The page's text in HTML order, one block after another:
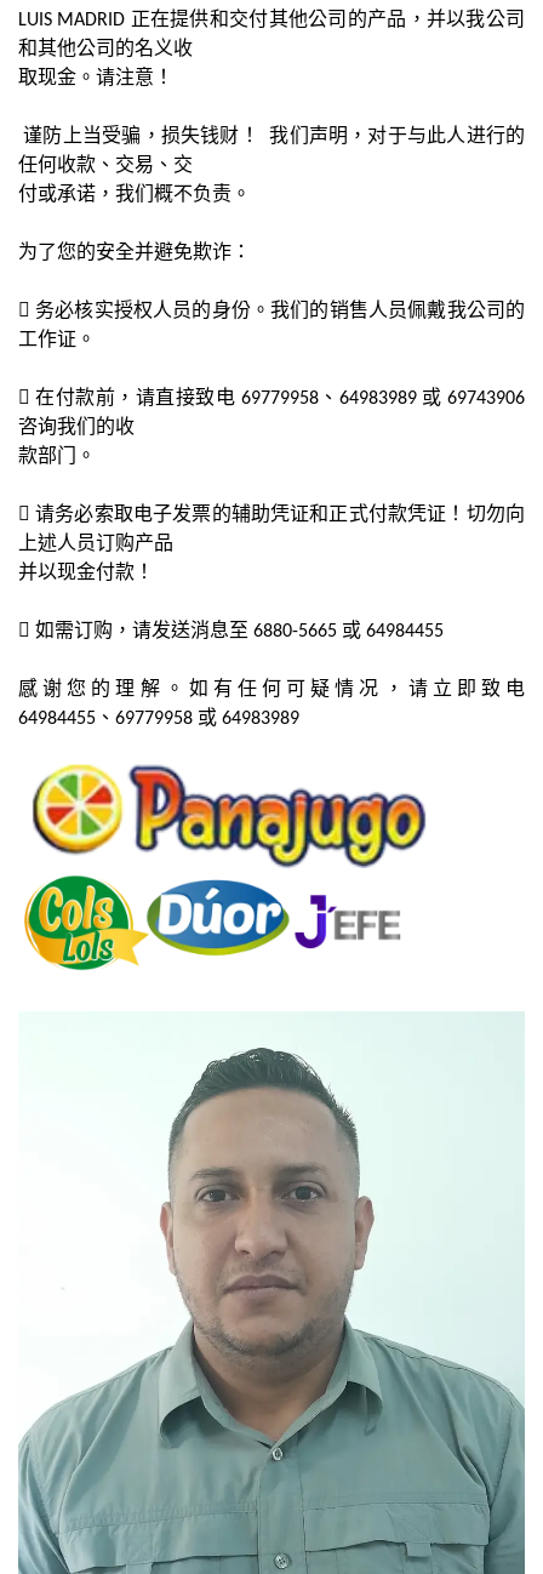
LUIS MADRID 正在提供和交付其他公司的产品，并以我公司
和其他公司的名义收
取现金。请注意！
谨防上当受骗，损失钱财！ 我们声明，对于与此人进行的
任何收款、交易、交
付或承诺，我们概不负责。
为了您的安全并避免欺诈：
 务必核实授权人员的身份。我们的销售人员佩戴我公司的
工作证。
 在付款前，请直接致电 69779958、64983989 或 69743906
咨询我们的收
款部门。
 请务必索取电子发票的辅助凭证和正式付款凭证！ 切勿向
上述人员订购产品
并以现金付款！
 如需订购，请发送消息至 6880-5665 或 64984455
感谢您的理解。如有任何可疑情况，请立即致电
64984455、69779958 或 64983989